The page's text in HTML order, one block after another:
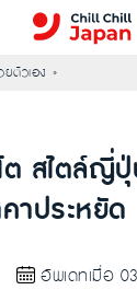
ตัวเอง
ต สไตล์ญี่
าประหยัด
อัพเดทเมื่อ